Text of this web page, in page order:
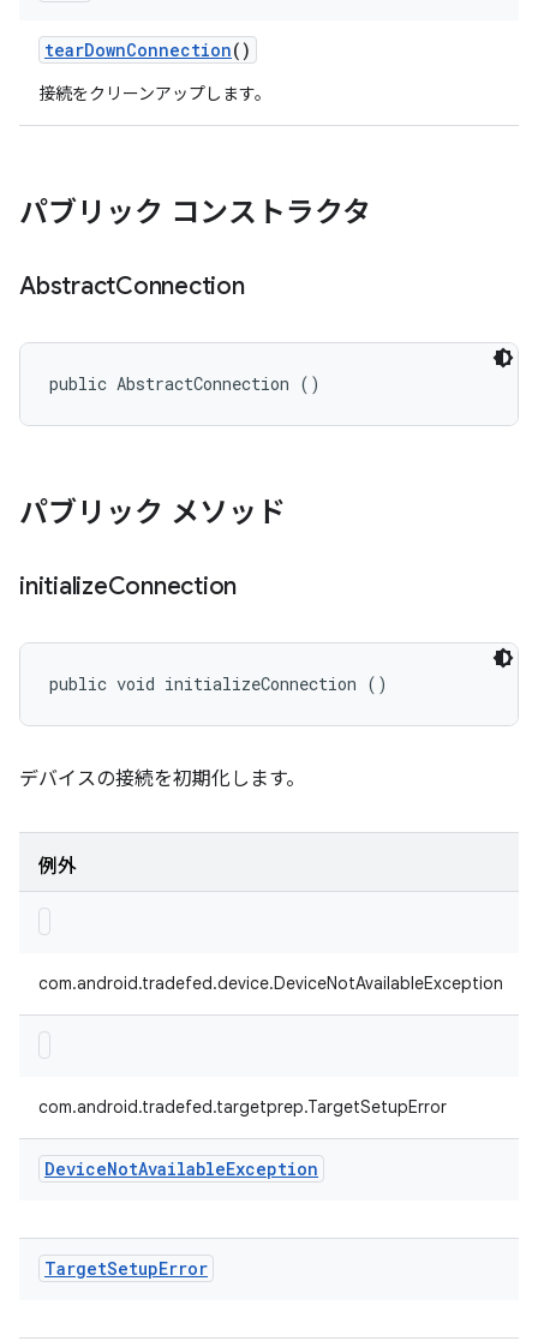
tearDownConnection()
接続をクリーンアップします。
パブリック コンストラクタ
AbstractConnection
public AbstractConnection ()
パブリック メソッド
initializeConnection
public void initializeConnection ()
デバイスの接続を初期化します。
例外
com.android.tradefed.device.DeviceNotAvailableException
com.android.tradefed.targetprep.TargetSetupError
DeviceNotAvailableException
TargetSetupError